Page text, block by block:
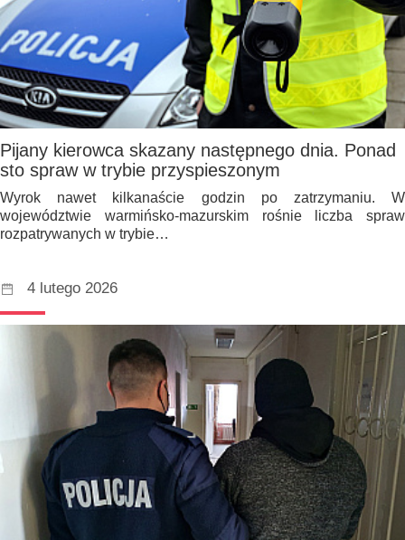
Pijany kierowca skazany następnego dnia. Ponad
sto spraw w trybie przyspieszonym
Wyrok nawet kilkanaście godzin po zatrzymaniu. W
województwie warmińsko-mazurskim rośnie liczba spraw
rozpatrywanych w trybie…
4 lutego 2026